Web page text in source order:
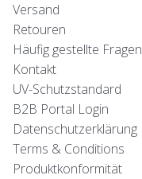
Versand
Retouren
Häufig gestellte Fragen
Kontakt
UV-Schutzstandard
B2B Portal Login
Datenschutzerklärung
Terms & Conditions
Produktkonformität